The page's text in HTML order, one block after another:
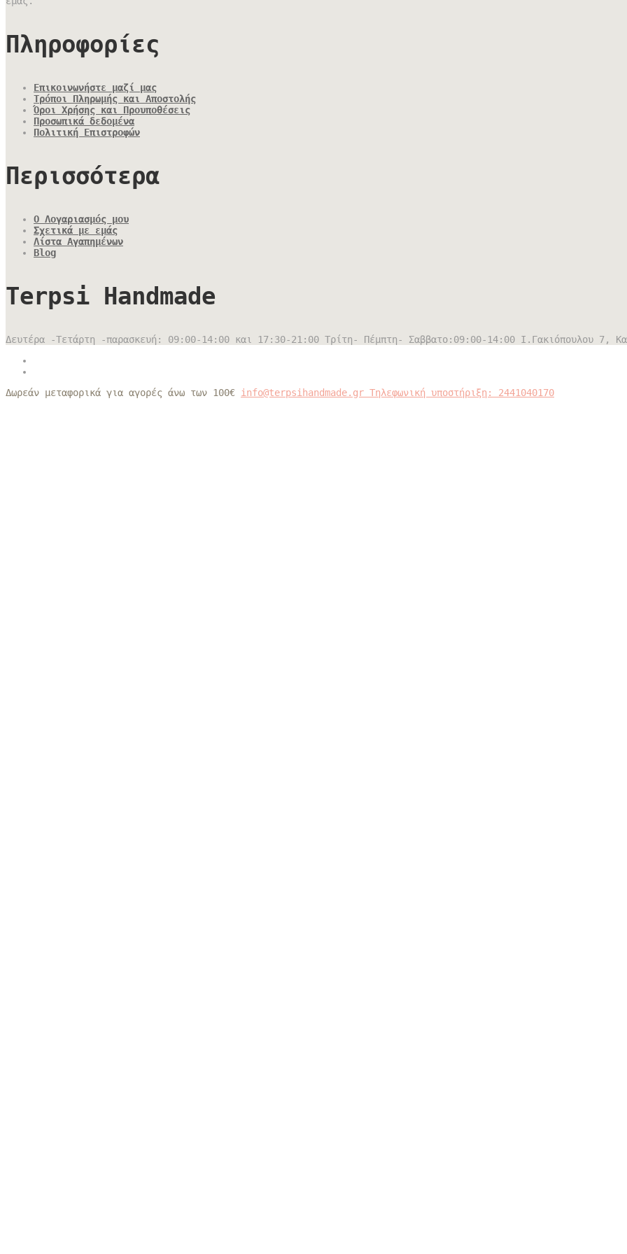
Πληροφορίες
Επικοινωνήστε μαζί μας
Τρόποι Πληρωμής και Αποστολής
Όροι Χρήσης και Προυποθέσεις
Προσωπικά δεδομένα
Πολιτική Επιστροφών
Περισσότερα
Ο Λογαριασμός μου
Σχετικά με εμάς
Λίστα Αγαπημένων
Blog
Terpsi Handmade
Δευτέρα -Τετάρτη -παρασκευή: 09:00-14:00 και 17:30-21:00 Τρίτη- Πέμπτη- Σαββατο:09:00-14:00 Ι.Γακιόπουλου 7,
Δωρεάν μεταφορικά για αγορές άνω των 100€ info@terpsihandmade.gr Τηλεφωνική υποστήριξη: 2441040170